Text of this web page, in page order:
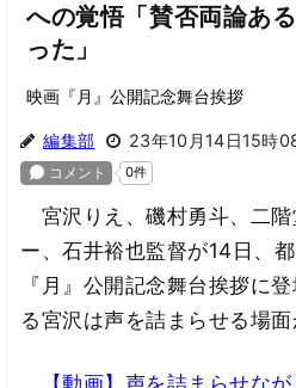
への覚悟「賛否両論あ
った」
映画『月』公開記念舞台挨拶
編集部 23年10月14日15時
宮沢りえ、磯村勇斗、二階
ー、石井裕也監督が14日、
『月』公開記念舞台挨拶に
る宮沢は声を詰まらせる場面
【動画】声を詰まらせな